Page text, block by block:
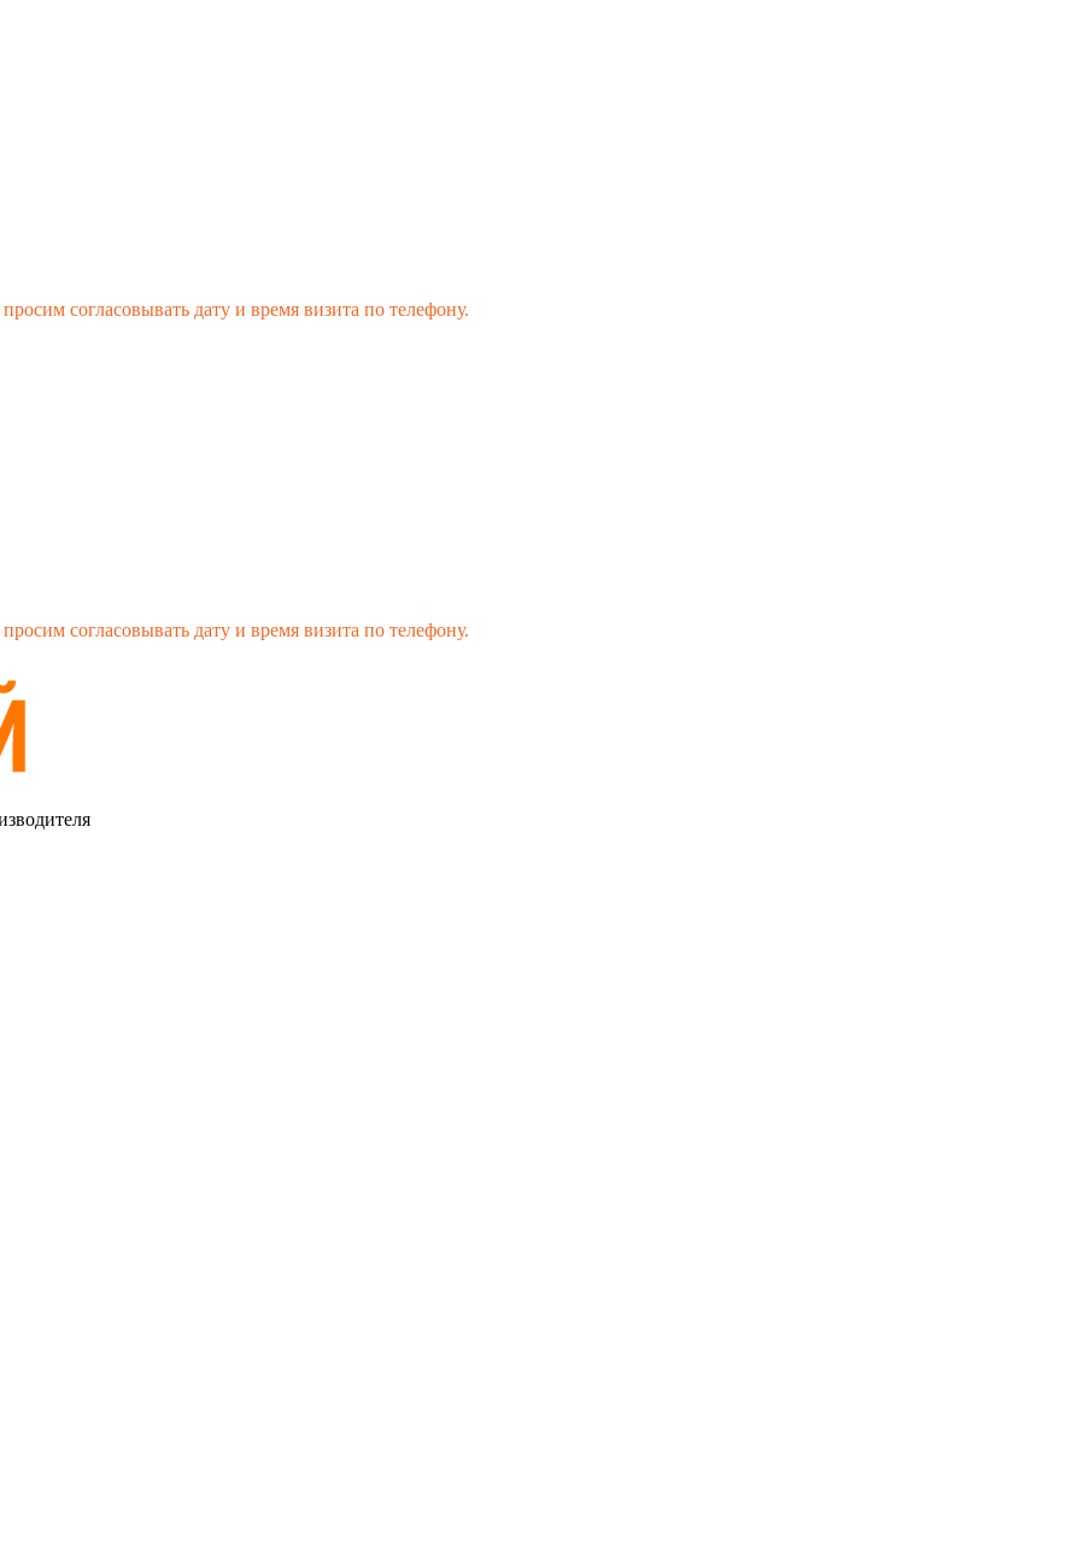
согласовывать дату и время визита по телефону.
согласовывать дату и время визита по телефону.